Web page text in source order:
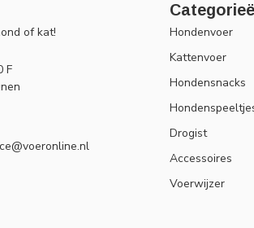
of kat!
F
Hondenvoer
Kattenvoer
Hondensnacks
Drogist
Accessoires
Voerwijzer